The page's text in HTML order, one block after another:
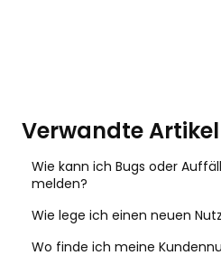
Verwandte Artikel
Wie kann ich Bugs oder
melden?
Wie lege ich einen neuen
Wo finde ich meine